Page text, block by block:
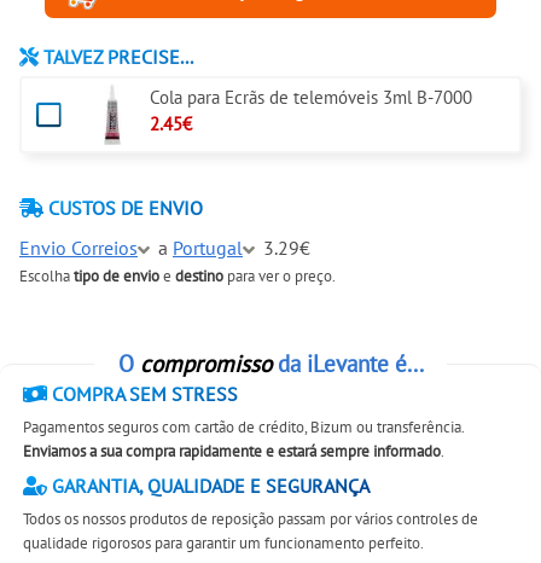
TALVEZ PRECISE...
Cola para Ecrãs de telemóveis 3ml B-7000
2.45€
CUSTOS DE ENVIO
Envio Correios
a Portugal 3.29€
Escolhatipo de envioe destino para ver o preço.
O compromissoda iLevante é...
COMPRA SEM STRESS
Pagamentos seguros com cartão de crédito, Bizum ou transferência.
Enviamos a sua compra rapidamente e estará sempre informado.
GARANTIA, QUALIDADE E SEGURANÇA
Todos os nossos produtos de reposição passam por vários controles de
qualidade rigorosos para garantir um funcionamento perfeito.